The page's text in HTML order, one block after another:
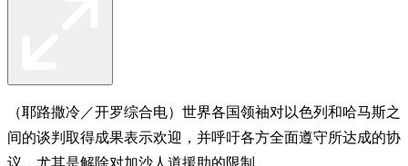
（耶路撒冷／开罗综合电）世界各国领袖对以色列和哈马斯之
间的谈判取得成果表示欢迎，并呼吁各方全面遵守所达成的协
议，尤其是解除对加沙人道援助的限制。